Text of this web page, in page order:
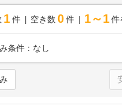
1件 空き数 0 件 1～1 件
条件： なし